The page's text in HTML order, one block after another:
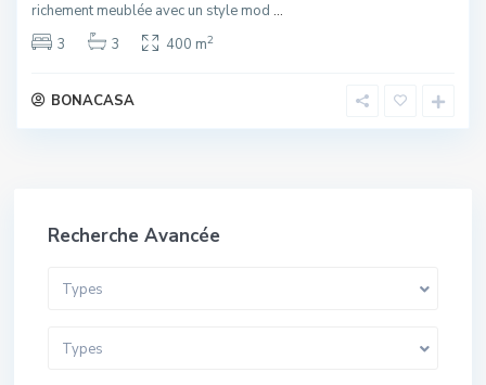
richement meublée avec un style mod ...
3
3 400 m2
BONACASA
Recherche Avancée
Types
Types